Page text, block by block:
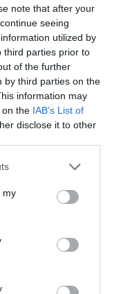
note that after your
seeing
utilized by
third parties prior to
of the further
by third parties on the
information may
on the IAB’s List of
disclose it to other
or more Google
You may click to
third-party tags to
in below Google
my
di una partita